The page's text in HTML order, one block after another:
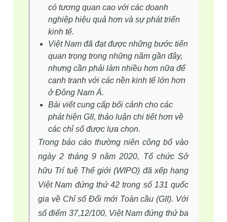
có tương quan cao với các doanh
nghiệp hiệu quả hơn và sự phát triển
kinh tế.
Việt Nam đã đạt được những bước tiến
quan trọng trong những năm gần đây,
nhưng cần phải làm nhiều hơn nữa để
cạnh tranh với các nền kinh tế lớn hơn
ở Đông Nam Á.
Bài viết cung cấp bối cảnh cho các
phát hiện GII, thảo luận chi tiết hơn về
các chỉ số được lựa chọn.
Trong báo cáo thường niên công bố vào
ngày 2 tháng 9 năm 2020, Tổ chức Sở
hữu Trí tuệ Thế giới (WIPO) đã xếp hạng
Việt Nam đứng thứ 42 trong số 131 quốc
gia về Chỉ số Đổi mới Toàn cầu (GII). Với
số điểm 37,12/100, Việt Nam đứng thứ ba